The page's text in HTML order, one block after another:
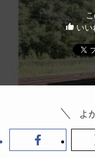
いい
よ